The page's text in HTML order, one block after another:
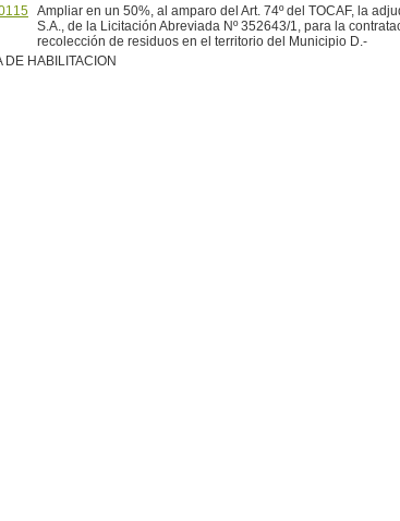
Ampliar en un 50%, al amparo del Art. 74º del TOCAF, la
S.A., de la Licitación Abreviada Nº 352643/1, para la
recolección de residuos en el territorio del Municipio D.-
DE HABILITACION